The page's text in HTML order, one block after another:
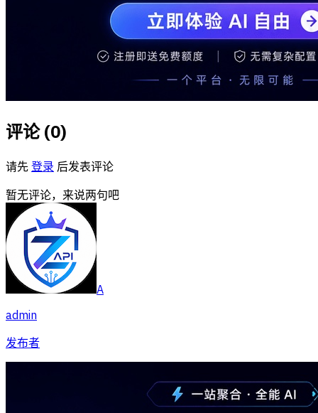
评论 (0)
请先 登录 后发表评论
暂无评论，来说两句吧
A
admin
发布者